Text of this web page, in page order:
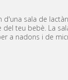
sala de
teu bebè. La
a nadons i de